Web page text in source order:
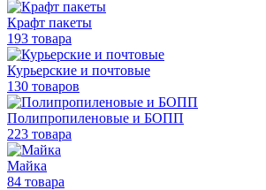
Крафт пакеты
193 товара
Курьерские и почтовые
130 товаров
Полипропиленовые и БОПП
223 товара
Майка
84 товара